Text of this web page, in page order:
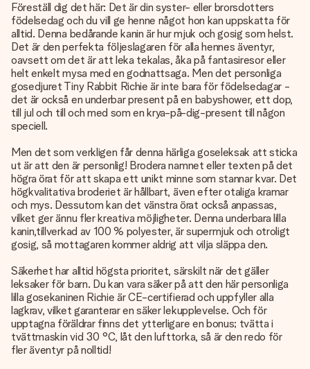
Föreställ dig det här: Det är din syster- eller brorsdotters
födelsedag och du vill ge henne något hon kan uppskatta för
alltid. Denna bedårande kanin är hur mjuk och gosig som helst.
Det är den perfekta följeslagaren för alla hennes äventyr,
oavsett om det är att leka tekalas, åka på fantasiresor eller
helt enkelt mysa med en godnattsaga. Men det personliga
gosedjuret Tiny Rabbit Richie är inte bara för födelsedagar -
det är också en underbar present på en babyshower, ett dop,
till jul och till och med som en krya-på-dig-present till någon
speciell.
Men det som verkligen får denna härliga goseleksak att sticka
ut är att den är personlig! Brodera namnet eller texten på det
högra örat för att skapa ett unikt minne som stannar kvar. Det
högkvalitativa broderiet är hållbart, även efter otaliga kramar
och mys. Dessutom kan det vänstra örat också anpassas,
vilket ger ännu fler kreativa möjligheter. Denna underbara lilla
kanin,tillverkad av 100 % polyester, är supermjuk och otroligt
gosig, så mottagaren kommer aldrig att vilja släppa den.
Säkerhet har alltid högsta prioritet, särskilt när det gäller
leksaker för barn. Du kan vara säker på att den här personliga
lilla gosekaninen Richie är CE-certifierad och uppfyller alla
lagkrav, vilket garanterar en säker lekupplevelse. Och för
upptagna föräldrar finns det ytterligare en bonus; tvätta i
tvättmaskin vid 30 °C, låt den lufttorka, så är den redo för
fler äventyr på nolltid!